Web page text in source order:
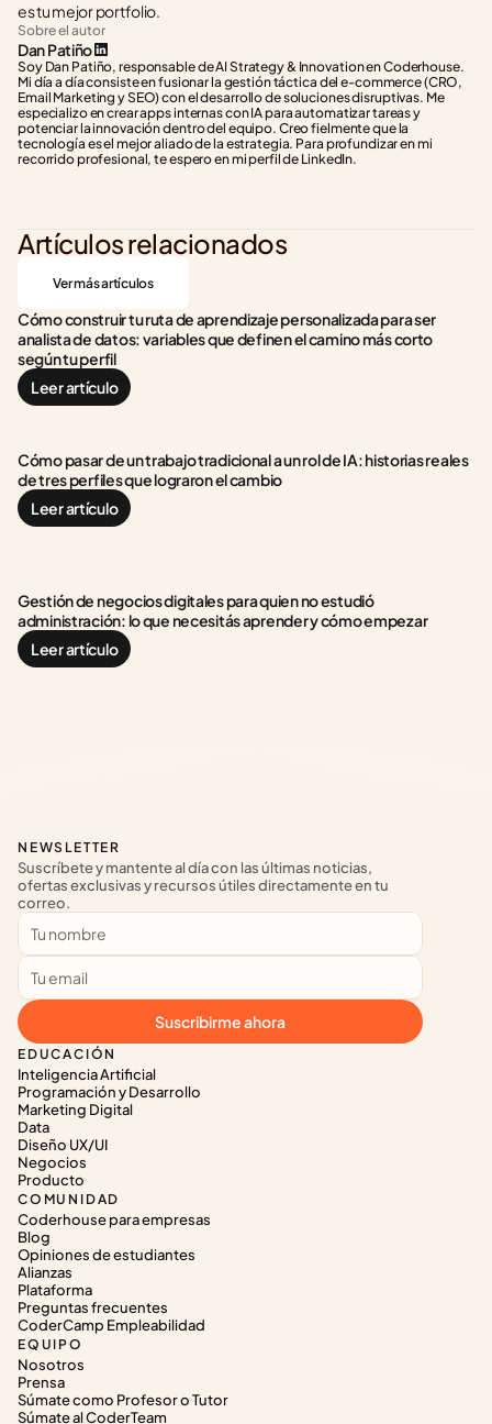
es tu mejor portfolio.
Sobre el autor
Dan Patiño
Soy Dan Patiño, responsable de AI Strategy & Innovation en Coderhouse.
Mi día a día consiste en fusionar la gestión táctica del e-commerce (CRO,
Email Marketing y SEO) con el desarrollo de soluciones disruptivas. Me
especializo en crear apps internas con IA para automatizar tareas y
potenciar la innovación dentro del equipo. Creo fielmente que la
tecnología es el mejor aliado de la estrategia. Para profundizar en mi
recorrido profesional, te espero en mi perfil de LinkedIn.
Artículos relacionados
Ver más artículos
Cómo construir tu ruta de aprendizaje personalizada para ser
analista de datos: variables que definen el camino más corto
según tu perfil
Leer artículo
Cómo pasar de un trabajo tradicional a un rol de IA: historias reales
de tres perfiles que lograron el cambio
Leer artículo
Gestión de negocios digitales para quien no estudió
administración: lo que necesitás aprender y cómo empezar
Leer artículo
EDUCACIÓN
Inteligencia Artificial
Programación y Desarrollo
Marketing Digital
Data
Diseño UX/UI
Negocios
Producto
COMUNIDAD
Coderhouse para empresas
Blog
Opiniones de estudiantes
Alianzas
Plataforma
Preguntas frecuentes
CoderCamp Empleabilidad
EQUIPO
Nosotros
Prensa
Súmate como Profesor o Tutor
Súmate al CoderTeam
NEWSLETTER
Suscríbete y mantente al día con las últimas noticias,
ofertas exclusivas y recursos útiles directamente en tu
correo.
Suscribirme ahora